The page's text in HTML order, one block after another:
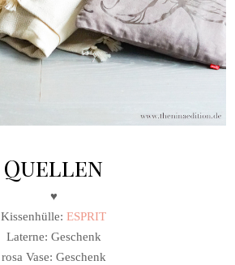
Quellen
♥
Kissenhülle: ESPRIT
Laterne: Geschenk
rosa Vase: Geschenk